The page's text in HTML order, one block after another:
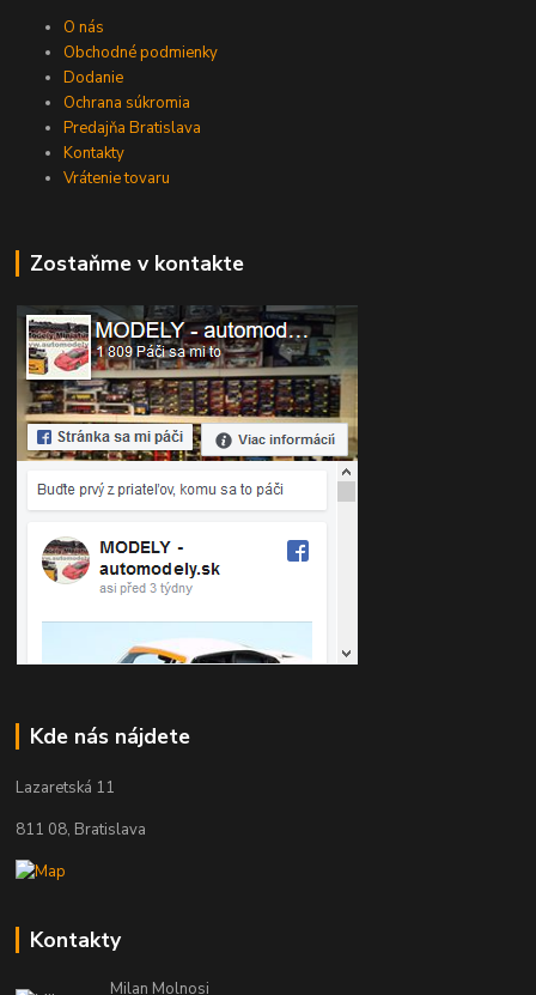
O nás
Obchodné podmienky
Dodanie
Ochrana súkromia
Predajňa Bratislava
Kontakty
Vrátenie tovaru
Zostaňme v kontakte
Kde nás nájdete
Lazaretská 11
811 08, Bratislava
Kontakty
Milan Molnosi